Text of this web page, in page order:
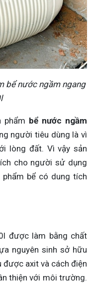
bể nước ngầm ngang
phẩm bể nước ngầm
người tiêu dùng là vì
lòng đất. Vì vậy sản
cho người sử dụng
bể có dung tích
được làm bằng chất
nguyên sinh sở hữu
axit và cách điện
thiện với môi trường.